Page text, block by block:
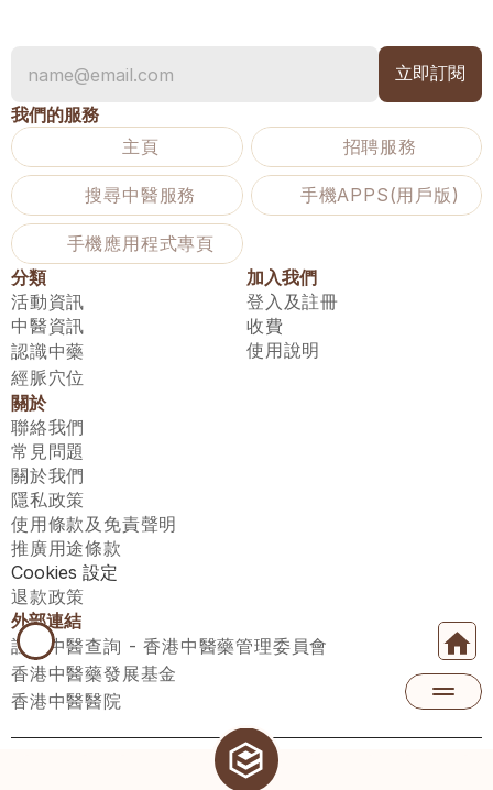
我們的服務
主頁
招聘服務
搜尋中醫服務 手機APPS(用戶版)
手機應用程式專頁
分類
活動資訊
中醫資訊
認識中藥
經脈穴位
加入我們
登入及註冊
收費
使用說明
關於
聯絡我們
常見問題
關於我們
隱私政策
使用條款及免責聲明
推廣用途條款
Cookies 設定
退款政策
外部連結
註冊中醫查詢 - 香港中醫藥管理委員會
香港中醫藥發展基金
香港中醫醫院
醫師匯有限公司 ECWAY LIMITED Copyright 2026© All rights